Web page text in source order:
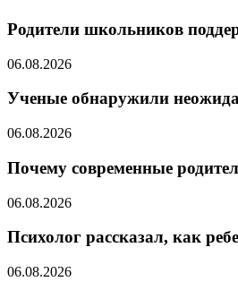
Родители школьников
06.08.2026
Ученые обнаружили
06.08.2026
Почему современные
06.08.2026
Психолог рассказал, как
06.08.2026